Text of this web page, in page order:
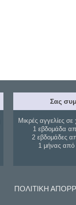
Σας
Μικρές αγγελίες σε
1 εβδομάδα
2 εβδομάδες
1 μήνας
ΠΟΛΙΤΙΚΗ